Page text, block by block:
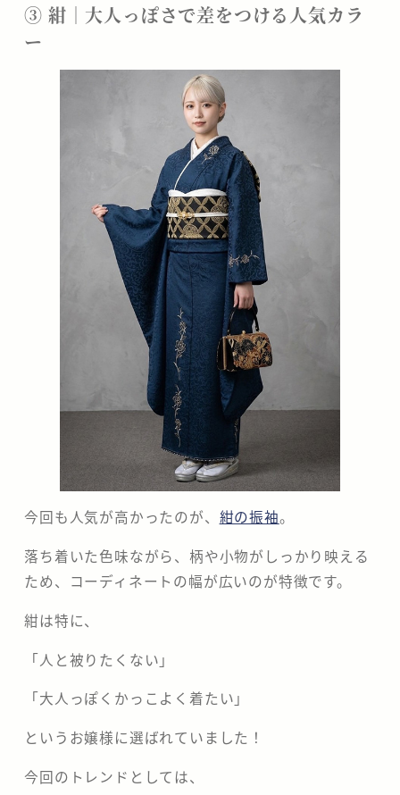
③ 紺｜大人っぽさで差をつける人気カラ
ー
今回も人気が高かったのが、 紺の振袖。
落ち着いた色味ながら、柄や小物がしっかり映える
ため、コーディネートの幅が広いのが特徴です。
紺は特に、
「人と被りたくない」
「大人っぽくかっこよく着たい」
というお嬢様に選ばれていました！
今回のトレンドとしては、